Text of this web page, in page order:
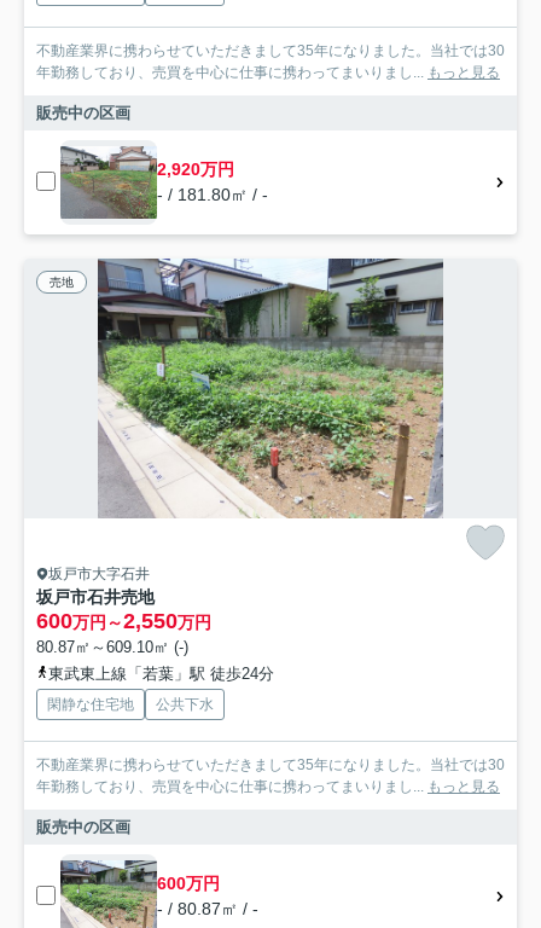
不動産業界に携わらせていただきまして35年になりました。当社では30
年勤務しており、売買を中心に仕事に携わってまいりまし... もっと見る
販売中の区画
2,920万円
- / 181.80㎡ / -
売地
坂戸市大字石井
坂戸市石井売地
600万円～2,550万円
80.87㎡～609.10㎡ (-)
東武東上線「若葉」駅 徒歩24分
閑静な住宅地 公共下水
不動産業界に携わらせていただきまして35年になりました。当社では30
年勤務しており、売買を中心に仕事に携わってまいりまし... もっと見る
販売中の区画
600万円
- / 80.87㎡ / -